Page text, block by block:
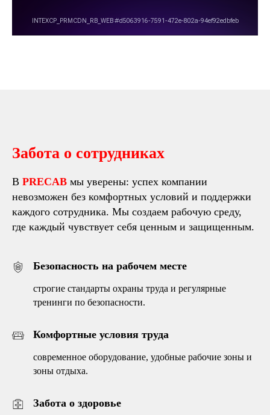
Забота о сотрудниках
В PRECAB мы уверены: успех компании
невозможен без комфортных условий и поддержки
каждого сотрудника. Мы создаем рабочую среду,
где каждый чувствует себя ценным и защищенным.
Безопасность на рабочем месте
строгие стандарты охраны труда и регулярные
тренинги по безопасности.
Комфортные условия труда
современное оборудование, удобные рабочие зоны и
зоны отдыха.
Забота о здоровье